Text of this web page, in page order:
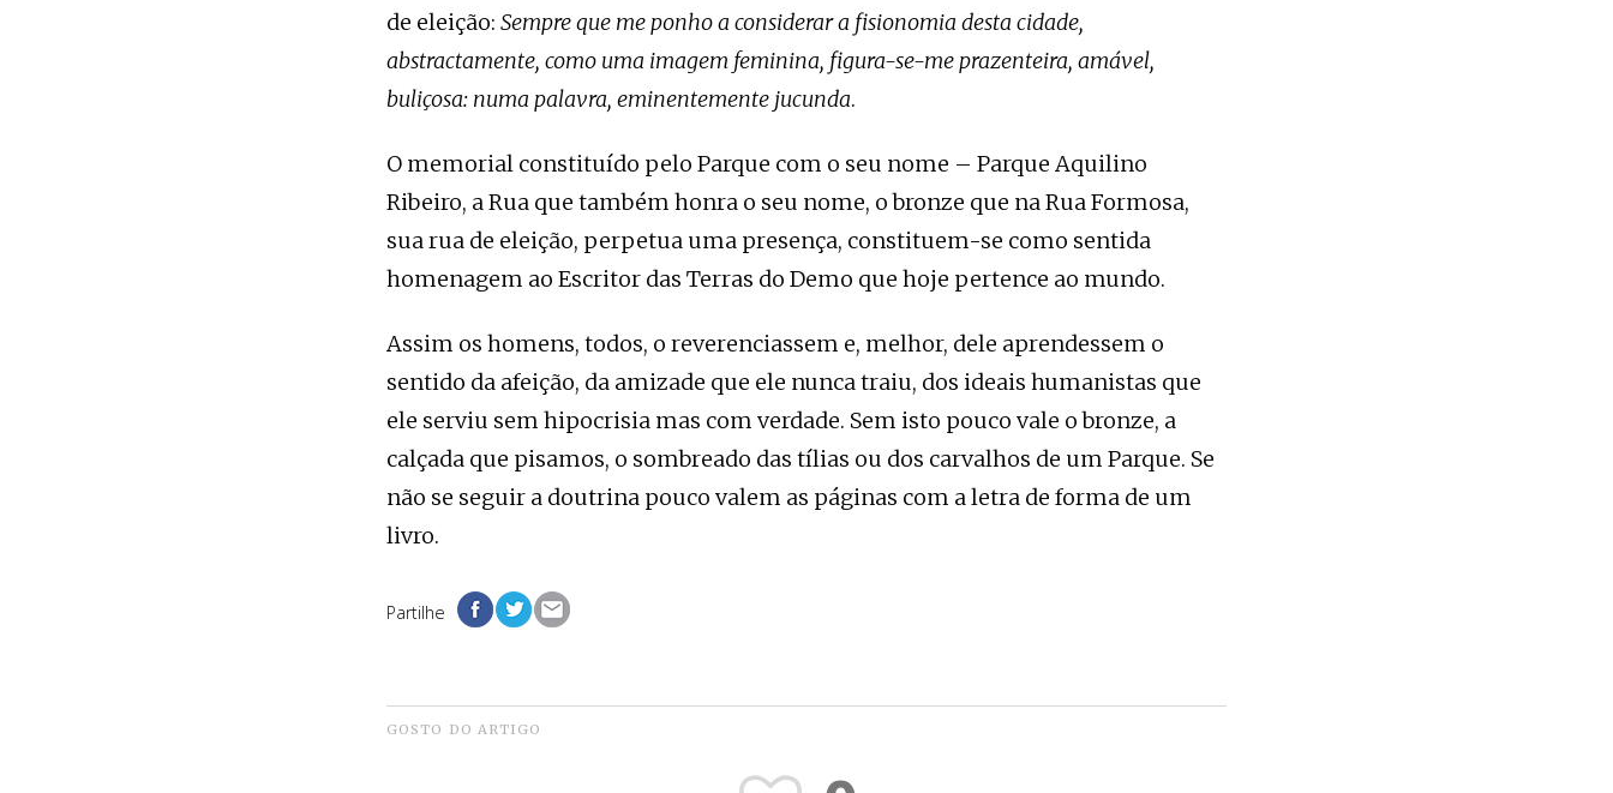
de eleição: Sempre que me ponho a considerar a fisionomia desta cidade,
abstractamente, como uma imagem feminina, figura-se-me prazenteira, amável,
buliçosa: numa palavra, eminentemente jucunda.
O memorial constituído pelo Parque com o seu nome – Parque Aquilino
Ribeiro, a Rua que também honra o seu nome, o bronze que na Rua Formosa,
sua rua de eleição, perpetua uma presença, constituem-se como sentida
homenagem ao Escritor das Terras do Demo que hoje pertence ao mundo.
Assim os homens, todos, o reverenciassem e, melhor, dele aprendessem o
sentido da afeição, da amizade que ele nunca traiu, dos ideais humanistas que
ele serviu sem hipocrisia mas com verdade. Sem isto pouco vale o bronze, a
calçada que pisamos, o sombreado das tílias ou dos carvalhos de um Parque. Se
não se seguir a doutrina pouco valem as páginas com a letra de forma de um
livro.
Partilhe
GOSTO DO ARTIGO